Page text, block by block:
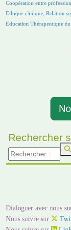
Coopération entre
Ethique clinique, Relation
Education Thérapeutique
Rechercher
Dialoguer avec nous
Nous suivre sur